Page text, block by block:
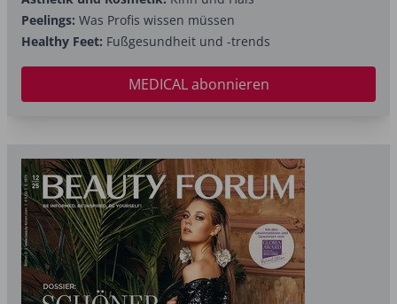
Peelings: Was Profis wissen müssen
Healthy Feet: Fußgesundheit und -trends
MEDICAL abonnieren